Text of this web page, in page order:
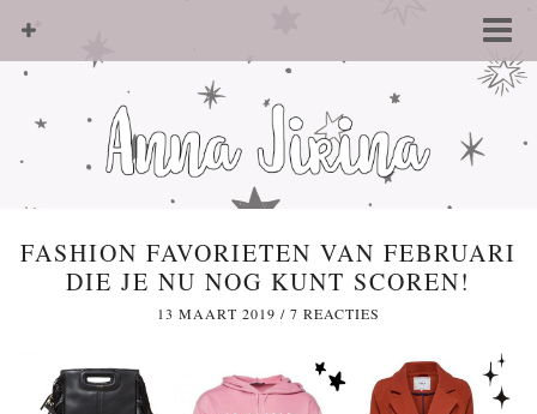
FASHION FAVORIETEN VAN FEBRUARI
DIE JE NU NOG KUNT SCOREN!
13 MAART 2019 / 7 REACTIES